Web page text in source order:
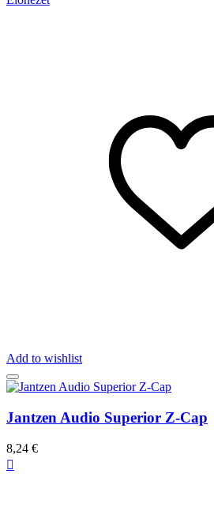
Add to wishlist
Jantzen Audio Superior Z-Cap
8,24 €
